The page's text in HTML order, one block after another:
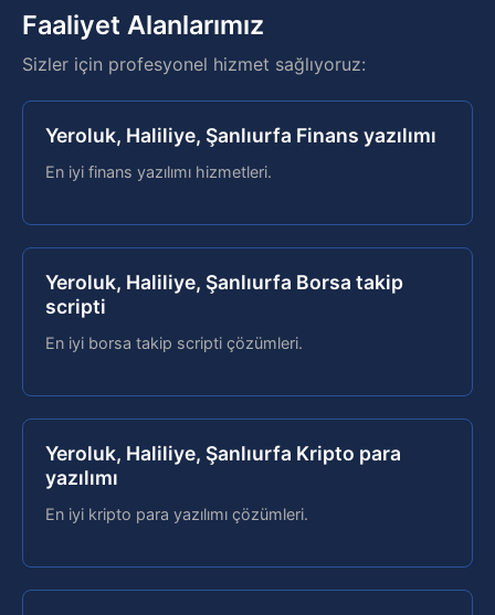
Faaliyet Alanlarımız
Sizler için profesyonel hizmet sağlıyoruz:
Yeroluk, Haliliye, Şanlıurfa Finans yazılımı
En iyi finans yazılımı hizmetleri.
Yeroluk, Haliliye, Şanlıurfa Borsa takip
scripti
En iyi borsa takip scripti çözümleri.
Yeroluk, Haliliye, Şanlıurfa Kripto para
yazılımı
En iyi kripto para yazılımı çözümleri.